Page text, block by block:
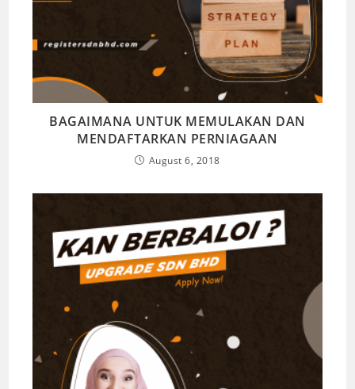
BAGAIMANA UNTUK MEMULAKAN DAN
MENDAFTARKAN PERNIAGAAN
August 6, 2018